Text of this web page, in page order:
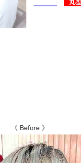
《 Before 》